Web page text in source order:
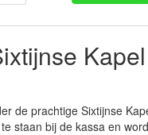
Kapel
de prachtige Sixtijnse
staan bij de kassa en